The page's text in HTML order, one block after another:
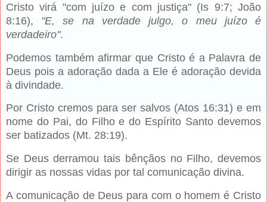
Cristo virá "com juízo e com justiça" (Is 9:7; João
8:16), "E, se na verdade julgo, o meu juízo é
verdadeiro".
Podemos também afirmar que Cristo é a Palavra de
Deus pois a adoração dada a Ele é adoração devida
à divindade.
Por Cristo cremos para ser salvos (Atos 16:31) e em
nome do Pai, do Filho e do Espírito Santo devemos
ser batizados (Mt. 28:19).
Se Deus derramou tais bênçãos no Filho, devemos
dirigir as nossas vidas por tal comunicação divina.
A comunicação de Deus para com o homem é Cristo